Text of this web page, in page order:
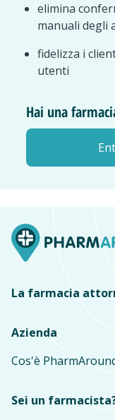
elimina
manuali degli
fidelizza i
utenti
Hai una
La farmacia
Azienda
Cos'è
Sei un